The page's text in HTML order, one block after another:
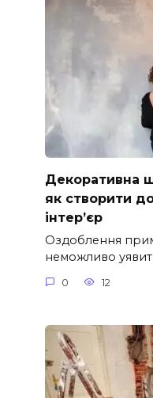
Декоративна
як створити
інтер’єр
Оздоблення
неможливо
0 12